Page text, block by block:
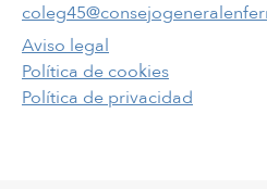
Aviso legal
Política de cookies
Política de privacidad